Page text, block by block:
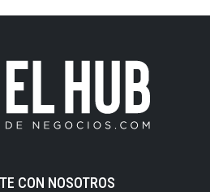
CON NOSOTROS